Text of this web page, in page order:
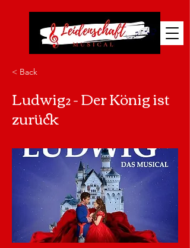
< Back
Ludwig² - Der König ist
zurück